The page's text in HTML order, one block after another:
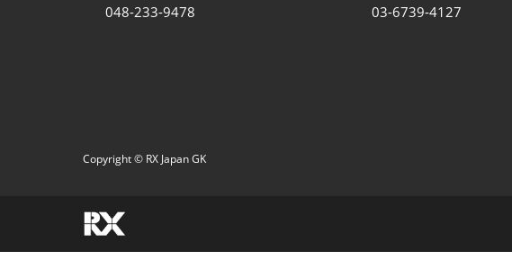
048-233-9478
03-6739-4127
Copyright © RX Japan GK